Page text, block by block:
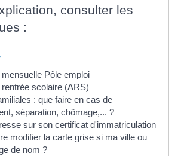
consulter les
:
Pôle emploi
scolaire (ARS)
: que faire en cas de
séparation, chômage,... ?
sur son certificat d'immatriculation
modifier la carte grise si ma ville ou
de nom ?